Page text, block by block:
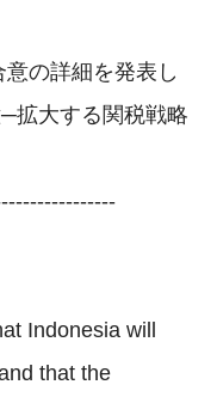
拡大する関税戦略
that the